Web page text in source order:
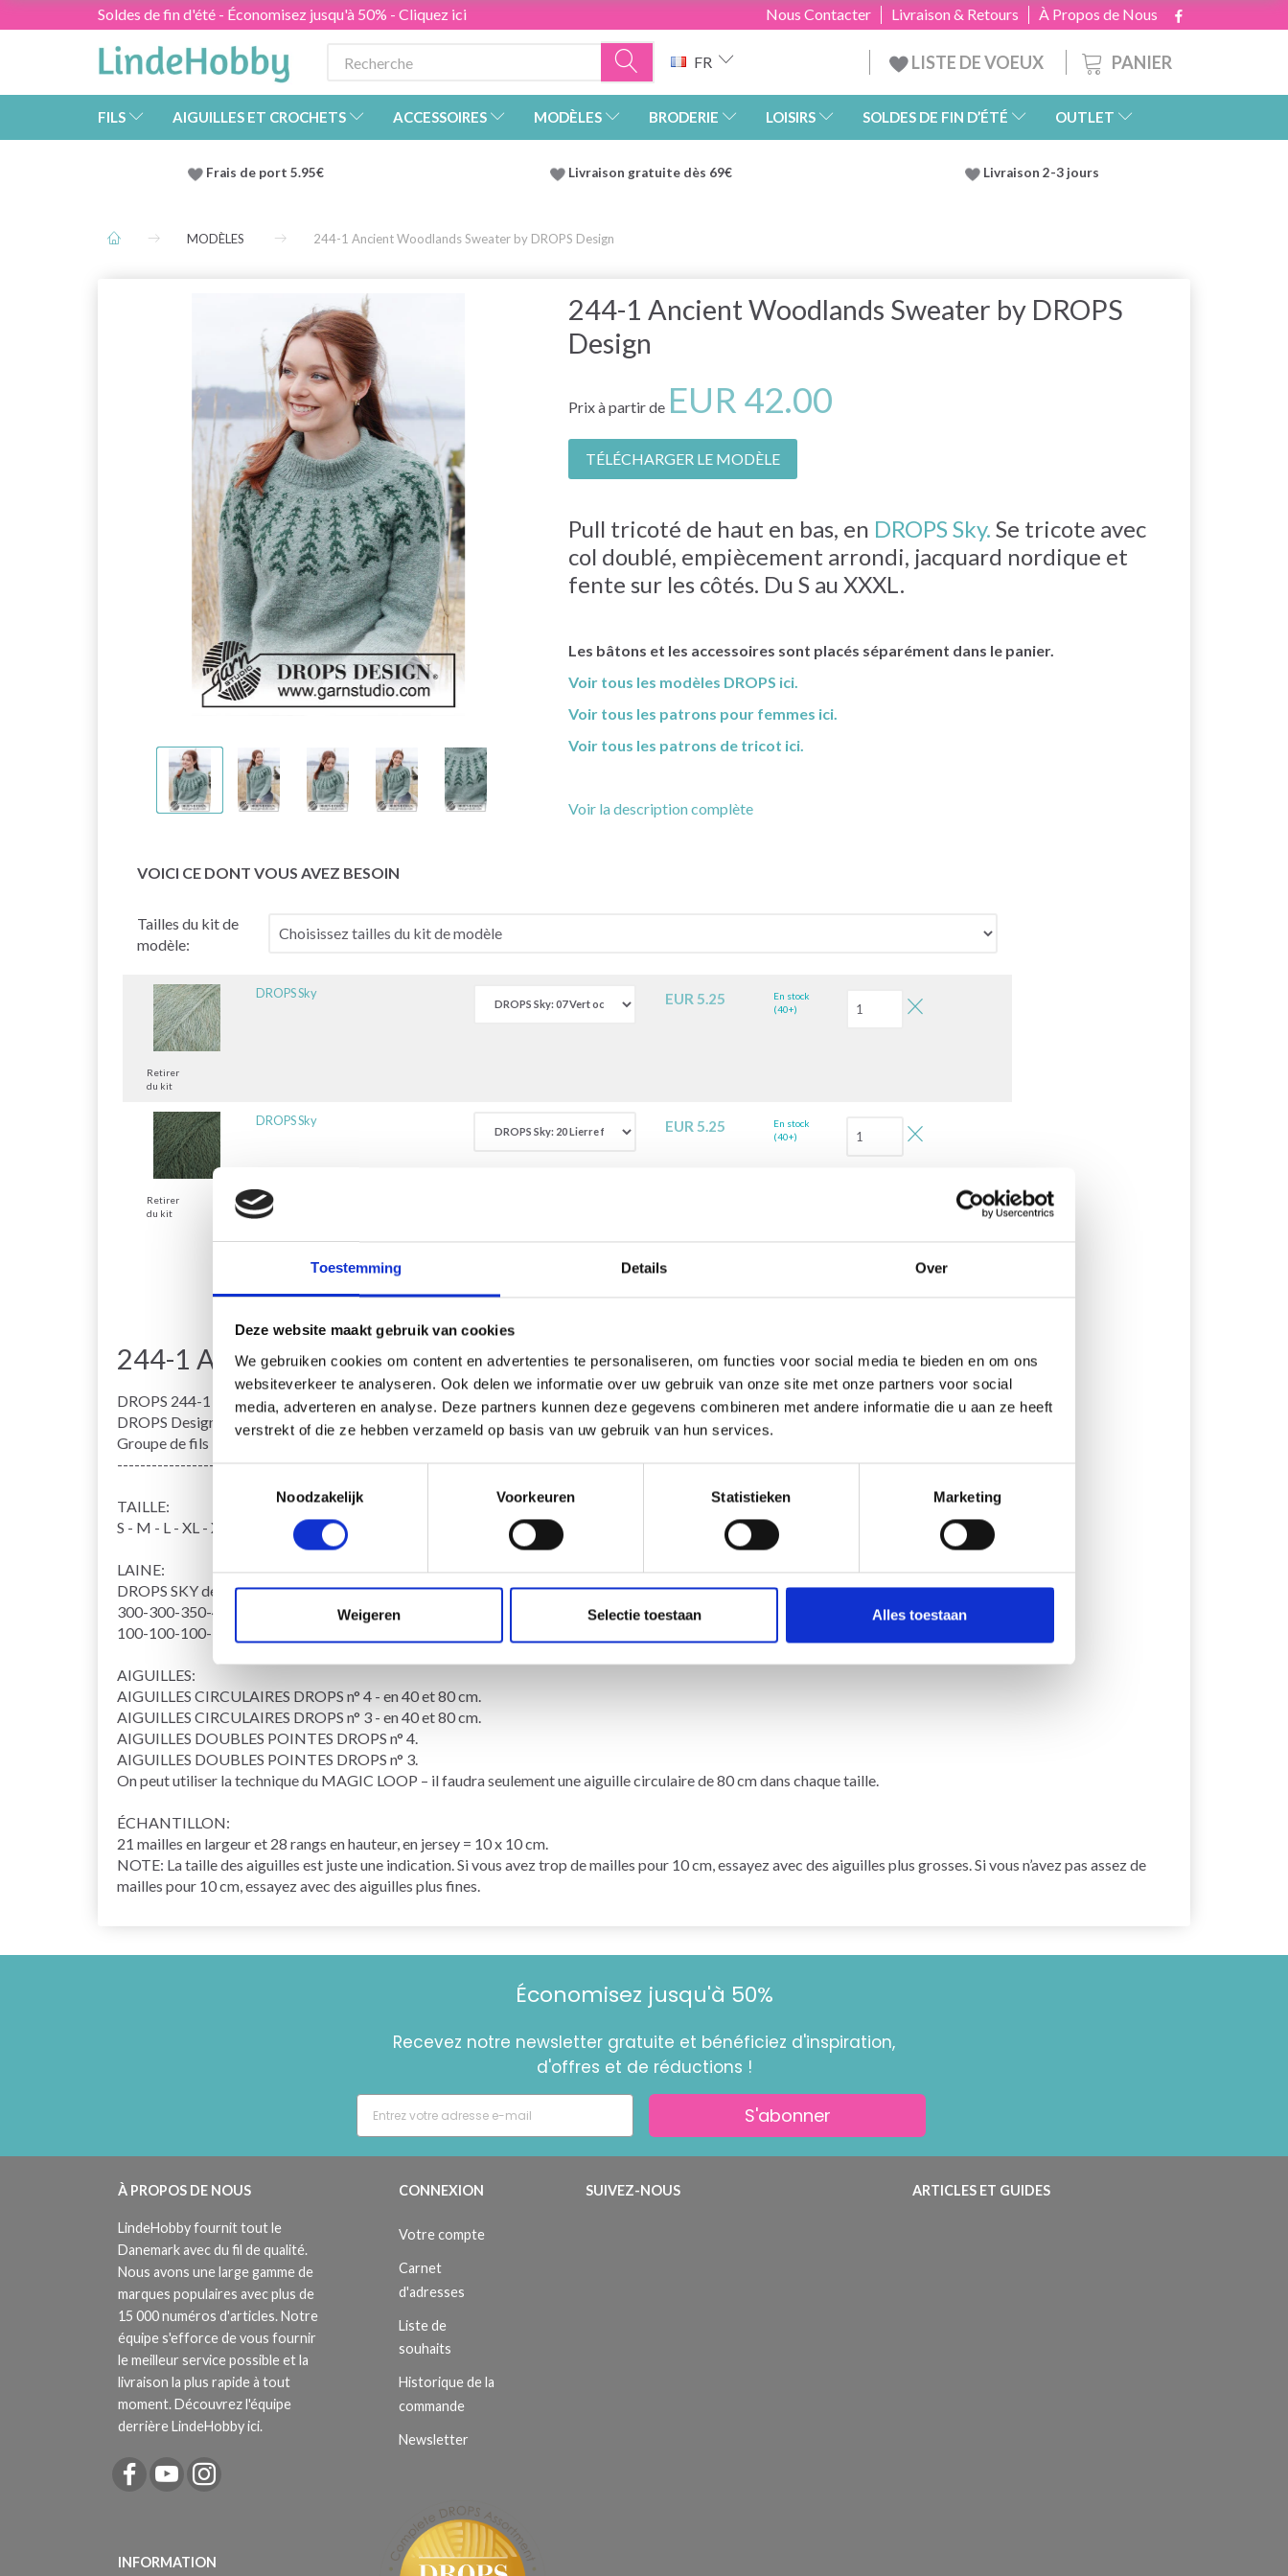
Toestemming Details Over
Deze website maakt gebruik van cookies
We gebruiken cookies om content en advertenties te personaliseren, om functies voor social media te bieden en om ons
websiteverkeer te analyseren. Ook delen we informatie over uw gebruik van onze site met onze partners voor social
media, adverteren en analyse. Deze partners kunnen deze gegevens combineren met andere informatie die u aan ze heeft
verstrekt of die ze hebben verzameld op basis van uw gebruik van hun services.
Noodzakelijk
Voorkeuren Statistieken Marketing
Weigeren Selectie toestaan Alles toestaan
Soldes de fin d'été - Économisez jusqu'à 50% - Cliquez ici À Propos de Nous
Livraison & Retours
Nous Contacter
PANIER
FR LISTE DE VOEUX
FILS AIGUILLES ET CROCHETS ACCESSOIRES MODÈLES BRODERIE LOISIRS SOLDES DE FIN D’ÉTÉ OUTLET
Frais de port 5.95€ Livraison gratuite dès 69€ Livraison 2-3 jours
MODÈLES 244-1 Ancient Woodlands Sweater by DROPS Design
244-1 Ancient Woodlands Sweater by DROPS
Design
Prix à partir de EUR 42.00
TÉLÉCHARGER LE MODÈLE
Pull tricoté de haut en bas, en DROPS Sky. Se tricote avec
col doublé, empiècement arrondi, jacquard nordique et
fente sur les côtés. Du S au XXXL.
Les bâtons et les accessoires sont placés séparément dans le panier.
Voir tous les modèles DROPS ici.
Voir tous les patrons pour femmes ici.
Voir tous les patrons de tricot ici.
Voir la description complète
VOICI CE DONT VOUS AVEZ BESOIN
Tailles du kit de
modèle:
DROPS Sky EUR 5.25
En stock
(40+)
Retirer
du kit
DROPS Sky EUR 5.25
En stock
(40+)
Retirer
du kit
244-1 Ancient Woodlands Sweater by DROPS Design
DROPS 244-1
DROPS Design: Modèle sk-186
Groupe de fils B
-------------------------------------------------------
TAILLE:
S - M - L - XL - XXL - XXXL
LAINE:
DROPS SKY de Garnstudio (appartient au groupe de fils B)
300-300-350-400-400-450 g coloris 07, vert océan clair
100-100-100-150-150-150 g coloris 20, lierre foncé
AIGUILLES:
AIGUILLES CIRCULAIRES DROPS n° 4 - en 40 et 80 cm.
AIGUILLES CIRCULAIRES DROPS n° 3 - en 40 et 80 cm.
AIGUILLES DOUBLES POINTES DROPS n° 4.
AIGUILLES DOUBLES POINTES DROPS n° 3.
On peut utiliser la technique du MAGIC LOOP – il faudra seulement une aiguille circulaire de 80 cm dans chaque taille.
ÉCHANTILLON:
21 mailles en largeur et 28 rangs en hauteur, en jersey = 10 x 10 cm.
NOTE: La taille des aiguilles est juste une indication. Si vous avez trop de mailles pour 10 cm, essayez avec des aiguilles plus grosses. Si vous n’avez pas assez de
mailles pour 10 cm, essayez avec des aiguilles plus fines.
Économisez jusqu'à 50%
Recevez notre newsletter gratuite et bénéficiez d'inspiration,
d'offres et de réductions !
S'abonner
À PROPOS DE NOUS
LindeHobby fournit tout le
Danemark avec du fil de qualité.
Nous avons une large gamme de
marques populaires avec plus de
15 000 numéros d'articles. Notre
équipe s'efforce de vous fournir
le meilleur service possible et la
livraison la plus rapide à tout
moment. Découvrez l'équipe
derrière LindeHobby ici.
INFORMATION
CONNEXION
Votre compte
Carnet
d'adresses
Liste de
souhaits
Historique de la
commande
Newsletter
SUIVEZ-NOUS ARTICLES ET GUIDES